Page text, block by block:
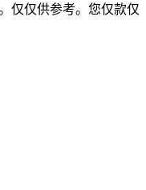
仅仅供参考。您仅款仅